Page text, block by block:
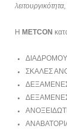
Η METCON
ΣΚΑΛΕΣ